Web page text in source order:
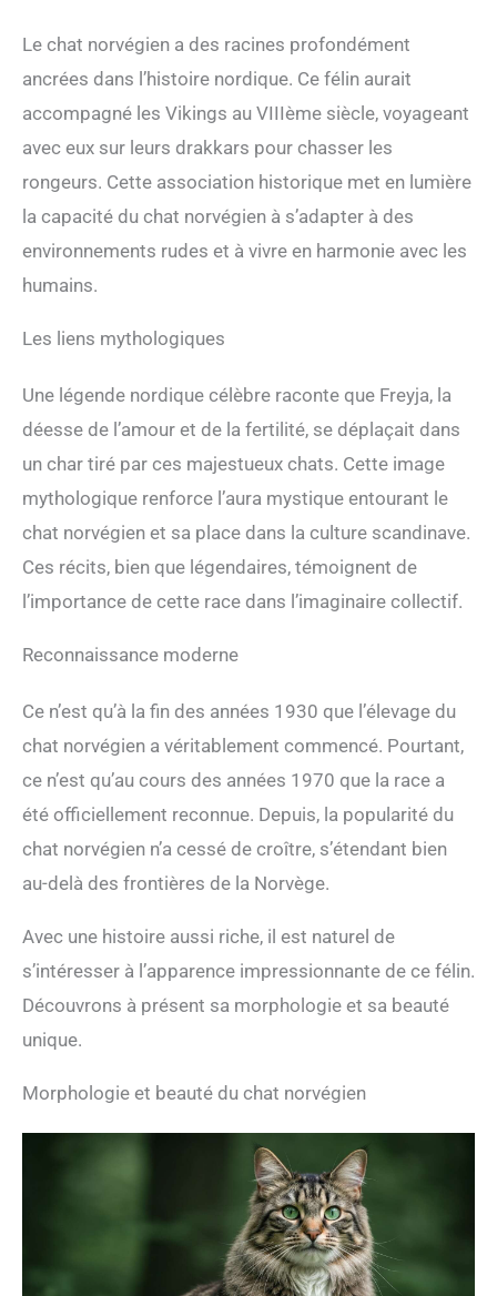
Le chat norvégien a des racines profondément
ancrées dans l’histoire nordique. Ce félin aurait
accompagné les Vikings au VIIIème siècle, voyageant
avec eux sur leurs drakkars pour chasser les
rongeurs. Cette association historique met en lumière
la capacité du chat norvégien à s’adapter à des
environnements rudes et à vivre en harmonie avec les
humains.
Les liens mythologiques
Une légende nordique célèbre raconte que Freyja, la
déesse de l’amour et de la fertilité, se déplaçait dans
un char tiré par ces majestueux chats. Cette image
mythologique renforce l’aura mystique entourant le
chat norvégien et sa place dans la culture scandinave.
Ces récits, bien que légendaires, témoignent de
l’importance de cette race dans l’imaginaire collectif.
Reconnaissance moderne
Ce n’est qu’à la fin des années 1930 que l’élevage du
chat norvégien a véritablement commencé. Pourtant,
ce n’est qu’au cours des années 1970 que la race a
été officiellement reconnue. Depuis, la popularité du
chat norvégien n’a cessé de croître, s’étendant bien
au-delà des frontières de la Norvège.
Avec une histoire aussi riche, il est naturel de
s’intéresser à l’apparence impressionnante de ce félin.
Découvrons à présent sa morphologie et sa beauté
unique.
Morphologie et beauté du chat norvégien